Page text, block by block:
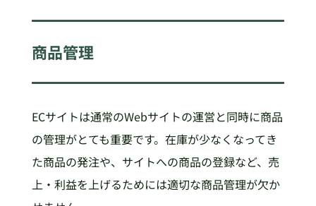
商品管理
ECサイトは通常のWebサイトの運営と同時に商品
の管理がとても重要です。在庫が少なくなってき
た商品の発注や、サイトへの商品の登録など、売
上・利益を上げるためには適切な商品管理が欠か